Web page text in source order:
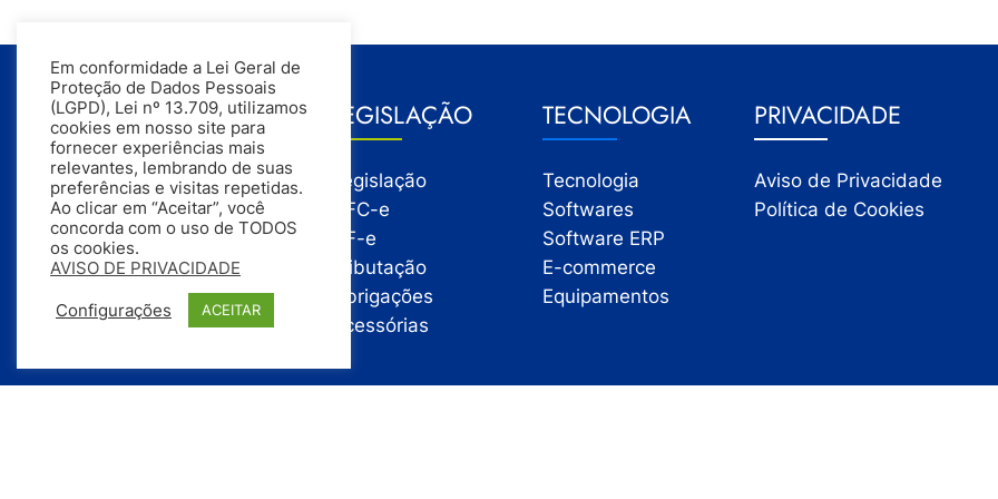
GESTÃO
Gestão
Gestão Financeira
Gestão de Pessoas
Compras
Estoque
Vendas
LEGISLAÇÃO
Legislação
NFC-e
NF-e
Tributação
Obrigações
Acessórias
TECNOLOGIA
Tecnologia
Softwares
Software ERP
E-commerce
Equipamentos
PRIVACIDADE
Aviso de Privacidade
Política de Cookies
Em conformidade a Lei Geral de
Proteção de Dados Pessoais
(LGPD), Lei nº 13.709, utilizamos
cookies em nosso site para
fornecer experiências mais
relevantes, lembrando de suas
preferências e visitas repetidas.
Ao clicar em “Aceitar”, você
concorda com o uso de TODOS
os cookies.
AVISO DE PRIVACIDADE
Configurações ACEITAR